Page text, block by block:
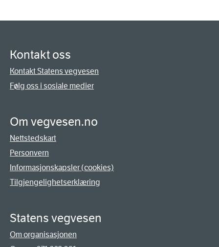
Kontakt oss
Kontakt Statens vegvesen
Følg oss i sosiale medier
Om vegvesen.no
Nettstedskart
Personvern
Informasjonskapsler (cookies)
Tilgjengelighetserklæring
Statens vegvesen
Om organisasjonen